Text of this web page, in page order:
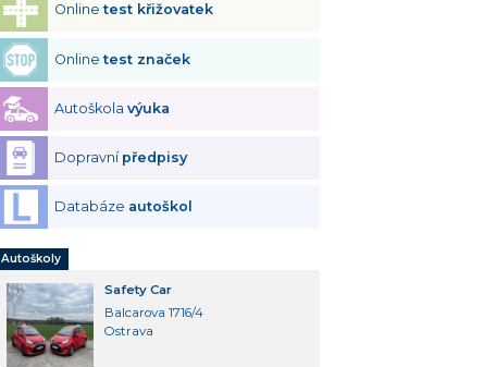
Onlinetest křižovatek
Onlinetest značek
Autoškolavýuka
Dopravní předpisy
Databáze autoškol
Autoškoly
Safety Car
Balcarova 1716/4
Ostrava